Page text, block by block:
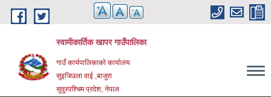
Skip to main content
स्वामीकार्तिक खापर गाउँपालिका
गाउँ कार्यपालिकाकाे कार्यालय
सुइजिउला वाई ,बाजुरा
सुदुरपश्चिम प्रदेश, नेपाल